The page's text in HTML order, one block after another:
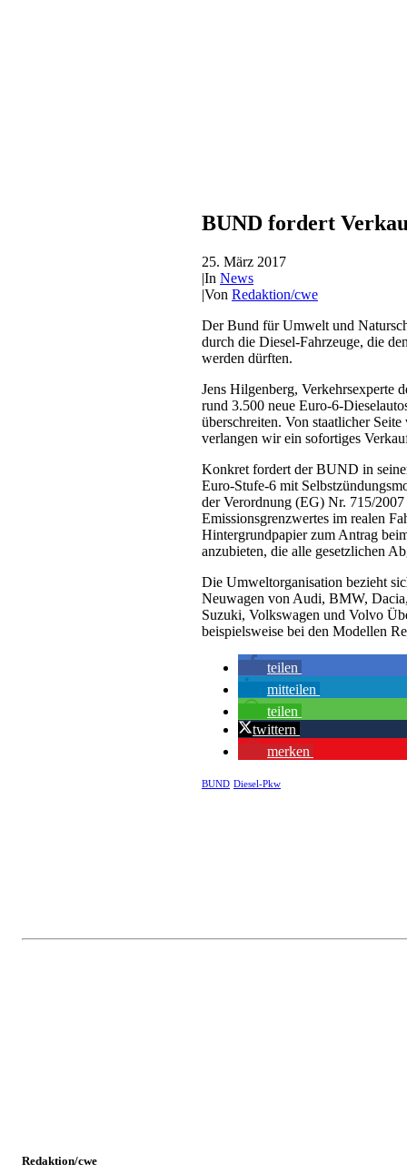
BUND fordert
25. März 2017
|In News
|Von Redaktion/cwe
Der Bund für Umwelt und
durch die Diesel-Fahrzeuge, die
werden dürften.
Jens Hilgenberg, Verkehrsexperte
rund 3.500 neue Euro-6-
überschreiten. Von staatlicher
verlangen wir ein sofortiges
Konkret fordert der BUND in
Euro-Stufe-6 mit
der Verordnung (EG) Nr. 715/
Emissionsgrenzwertes im realen
Hintergrundpapier zum Antrag
anzubieten, die alle gesetzlichen
Die Umweltorganisation bezieht
Neuwagen von Audi, BMW,
Suzuki, Volkswagen und Volvo
beispielsweise bei den Modellen
teilen
mitteilen
teilen
twittern
merken
BUND Diesel-Pkw
Redaktion/cwe